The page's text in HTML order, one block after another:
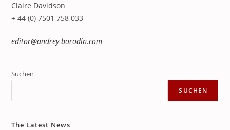
Claire Davidson
+ 44 (0) 7501 758 033
editor@andrey-borodin.com
Suchen
SUCHEN
The Latest News